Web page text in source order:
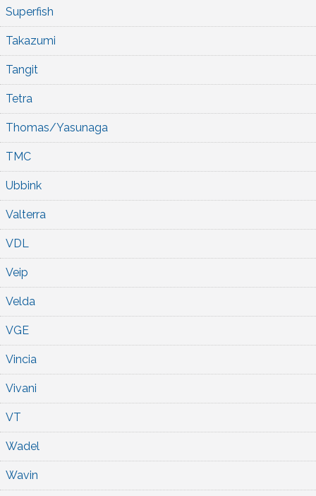
Superfish
Takazumi
Tangit
Tetra
Thomas/Yasunaga
TMC
Ubbink
Valterra
VDL
Veip
Velda
VGE
Vincia
Vivani
VT
Wadel
Wavin